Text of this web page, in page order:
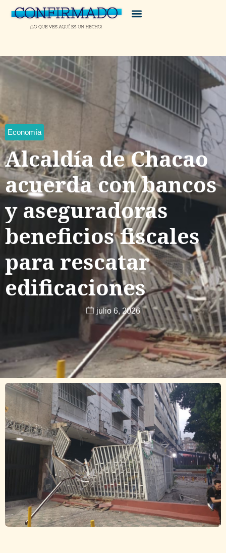
Economía
Alcaldía de Chacao
acuerda con bancos
y aseguradoras
beneficios fiscales
para rescatar
edificaciones
julio 6, 2026